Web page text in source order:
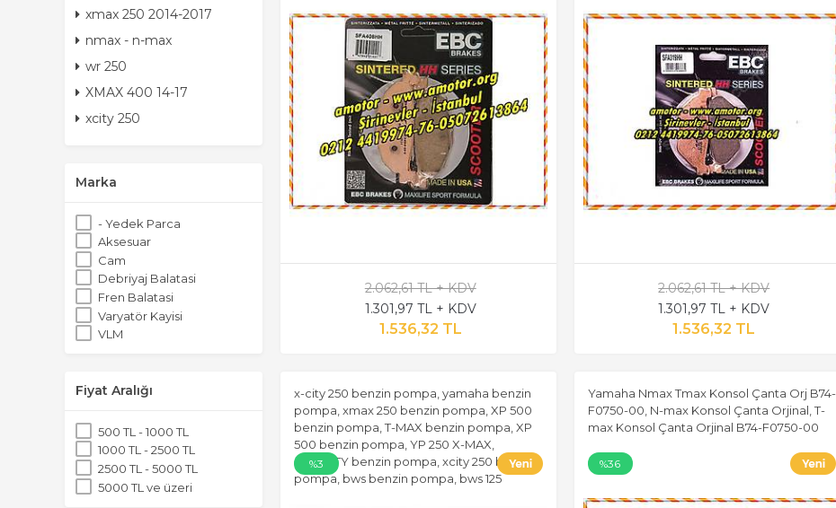
xmax 250 2014-2017
nmax - n-max
wr 250
XMAX 400 14-17
xcity 250
Marka
- Yedek Parca
Aksesuar
Cam
Debriyaj Balatasi
Fren Balatasi
Varyatör Kayisi
VLM
Fiyat Aralığı
500 TL - 1000 TL
1000 TL - 2500 TL
2500 TL - 5000 TL
5000 TL ve üzeri
2.062,61 TL + KDV
1.301,97 TL + KDV
1.536,32 TL
2.062,61 TL + KDV
1.301,97 TL + KDV
1.536,32 TL
x-city 250 benzin pompa, yamaha benzin
pompa, xmax 250 benzin pompa, XP 500
benzin pompa, T-MAX benzin pompa, XP
500 benzin pompa, YP 250 X-MAX,
mAJESTY benzin pompa, xcity 250 benzin
pompa, bws benzin pompa, bws 125
%3
Yamaha Nmax Tmax Konsol Çanta Orj B74-
F0750-00, N-max Konsol Çanta Orjinal, T-
max Konsol Çanta Orjinal B74-F0750-00
%36